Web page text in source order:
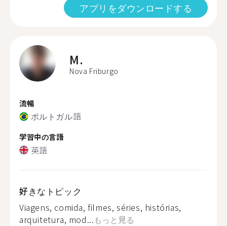
アプリをダウンロードする
M.
Nova Friburgo
流暢
ポルトガル語
学習中の言語
英語
好きなトピック
Viagens, comida, filmes, séries, histórias,
arquitetura, mod...もっと見る